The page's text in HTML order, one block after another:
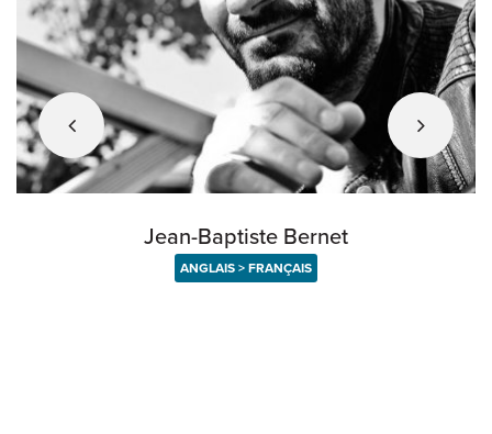
Jean-Baptiste Bernet
ANGLAIS > FRANÇAIS